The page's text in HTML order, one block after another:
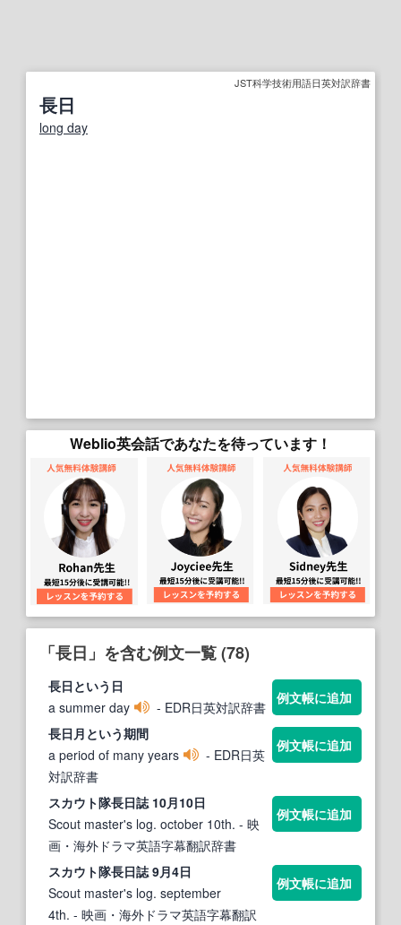
JST科学技術用語日英対訳辞書
長日
long day
Weblio英会話であなたを待っています！
「長日」を含む例文一覧 (78)
長日 という日
a summer day
- EDR日英対訳辞書
例文帳に追加
長日 月という期間
a period of many years
- EDR日英
対訳辞書
例文帳に追加
スカウト隊長日誌 10月10日
Scout master's log. october 10th. - 映
画・海外ドラマ英語字幕翻訳辞書
例文帳に追加
スカウト隊長日誌 9月4日
Scout master's log. september
4th. - 映画・海外ドラマ英語字幕翻訳
例文帳に追加